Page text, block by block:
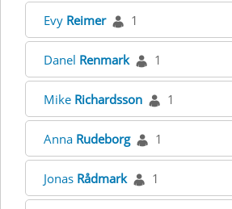
Evy Reimer 1
Danel Renmark 1
Mike Richardsson 1
Anna Rudeborg 1
Jonas Rådmark 1